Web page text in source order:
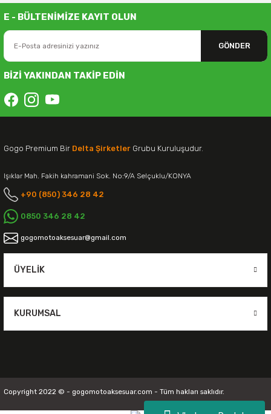
E - BÜLTENİMİZE KAYIT OLUN
GÖNDER
BİZİ YAKINDAN TAKİP EDİN
Gogo Premium Bir Delta Şirketler Grubu Kuruluşudur.
Işıklar Mah. Fakih kahramani Sok. No:9/A Selçuklu/KONYA
+90 (850) 346 28 42
0850 346 28 42
gogomotoaksesuar@gmail.com
ÜYELIK
KURUMSAL
Copyright 2022 © - gogomotoaksesuar.com - Tüm hakları saklıdır.